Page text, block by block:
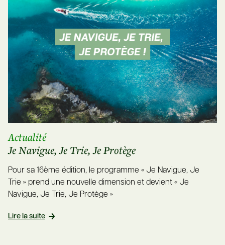
Actualité
Je Navigue, Je Trie, Je Protège
Pour sa 16ème édition, le programme « Je Navigue, Je
Trie » prend une nouvelle dimension et devient « Je
Navigue, Je Trie, Je Protège »
Lire la suite